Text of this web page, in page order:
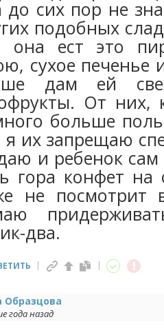
до сих пор не
подобных
она ест это
сухое печенье
дам ей
От них,
больше
я их запрещаю
и ребенок сам
гора конфет на
не посмотрит
два.
Образцова
года назад